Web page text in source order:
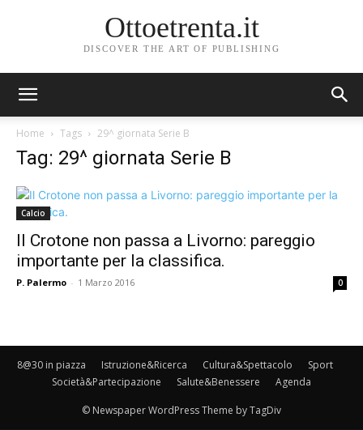
Ottoetrenta.it
DISCOVER THE ART OF PUBLISHING
Home Tags 29^ giornata Serie B
Tag: 29^ giornata Serie B
Calcio
Il Crotone non passa a Livorno: pareggio
importante per la classifica.
P. Palermo - 1 Marzo 2016 0
8@30 in piazza Istruzione&Ricerca Cultura&Spettacolo
Sport
Società&Partecipazione
Salute&Benessere Agenda
© Newspaper WordPress Theme by TagDiv